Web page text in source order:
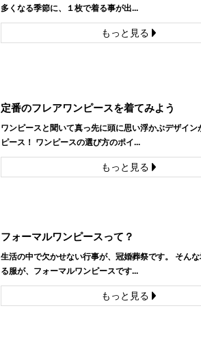
多くなる季節に、１枚で着る事が出...
もっと見る
定番のフレアワンピースを着てみよう
ワンピースと聞いて真っ先に頭に思い浮かぶデザイン
ピース！ ワンピースの選び方のポイ...
もっと見る
フォーマルワンピースって？
生活の中で欠かせない行事が、冠婚葬祭です。 そん
る服が、フォーマルワンピースです...
もっと見る